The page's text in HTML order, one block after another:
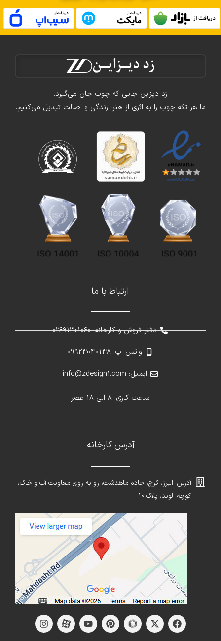
زد دیزاین جایی که چوب جان می‌گیرد.
ما هر تکه چوب را به اثری از هنر، زندگی و اصالت تبدیل می‌کنیم.
ارتباط با ما
دفتر فروش و کارخانه: 02691301060
واتس اپ: 09924040148
ایمیل: info@zdesign1.com
ساعت کاری: 8 الی 18 عصر
آدرس کارخانه
آدرس: البرز، کرج، جاده ماهدشت، رو به روی معاونت آب و خاک،
کوچه الوند، پلاک ۱۰